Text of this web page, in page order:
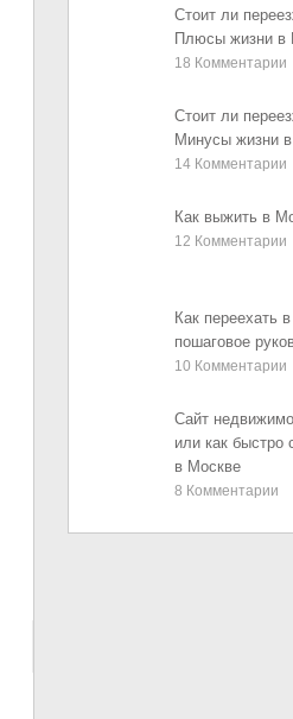
Стоит ли
Плюсы жизни в
18 Комментарии
Стоит ли
Минусы жизни
14 Комментарии
Как выжить в
12 Комментарии
Как переехать
пошаговое
10 Комментарии
Сайт
или как быстро
в Москве
8 Комментарии